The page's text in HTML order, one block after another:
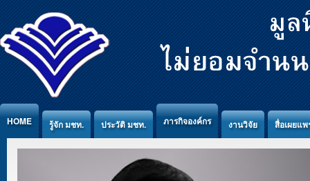
Jump to Content
HOME รู้จัก มชท. ประวัติ มชท. ภารกิจองค์กร งานวิจัย สื่อเผยแพ